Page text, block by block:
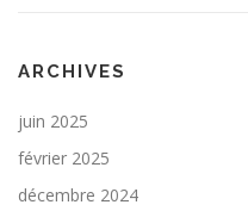
s
ARCHIVES
juin 2025
février 2025
décembre 2024